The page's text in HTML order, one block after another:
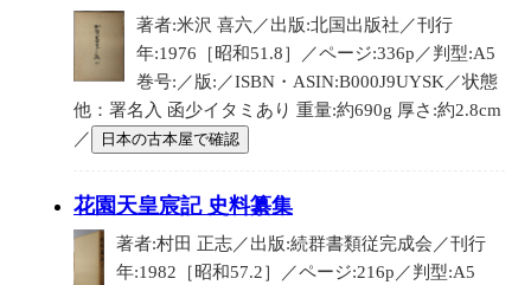
著者:米沢 喜六／出版:北国出版社／刊行
年:1976［昭和51.8］／ページ:336p／判型:A5
巻号:／版:／ISBN・ASIN:B000J9UYSK／状態
他：署名入 函少イタミあり 重量:約690g 厚さ:約2.8cm
／
日本の古本屋で確認
花園天皇宸記 史料纂集
著者:村田 正志／出版:続群書類従完成会／刊行
年:1982［昭和57.2］／ページ:216p／判型:A5